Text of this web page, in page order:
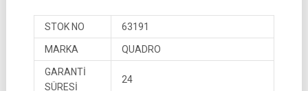
STOK NO 63191
MARKA QUADRO
GARANTİ
SÜRESİ
24